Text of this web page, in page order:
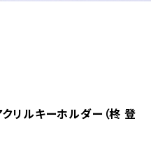
リルキーホルダー（柊 登